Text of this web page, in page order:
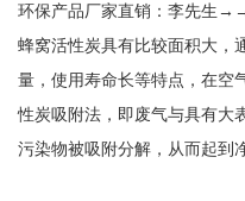
环保产品厂家直销：李先生
蜂窝活性炭具有比较面积大，
量，使用寿命长等特点，在空
性炭吸附法，即废气与具有大
污染物被吸附分解，从而起到